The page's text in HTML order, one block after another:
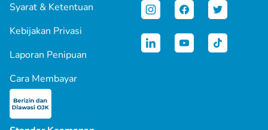
Syarat & Ketentuan
Kebijakan Privasi
Laporan Penipuan
Cara Membayar